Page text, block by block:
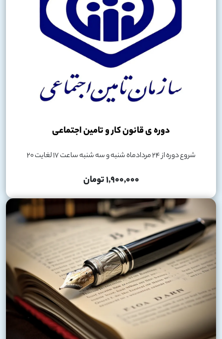
دوره ی قانون کار و تامین اجتماعی
شروع دوره از 24 مردادماه شنبه و سه شنبه ساعت 17 لغایت 20
1,900,000 تومان